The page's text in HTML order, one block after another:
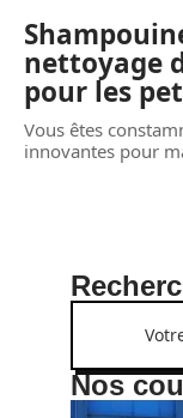
nettoyage
pour les
Vous êtes
innovantes pour
Nos